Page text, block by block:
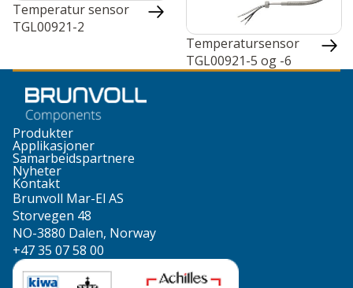
Temperatur sensor
TGL00921-2
Temperatursensor
TGL00921-5 og -6
Produkter
Applikasjoner
Samarbeidspartnere
Nyheter
Kontakt
Brunvoll Mar-El AS
Storvegen 48
NO-3880 Dalen, Norway
+47 35 07 58 00